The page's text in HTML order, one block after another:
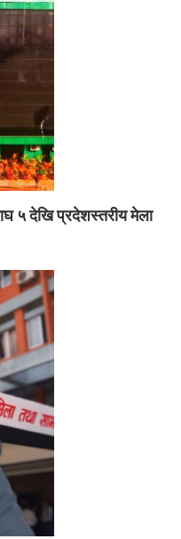
५ देखि प्रदेशस्तरीय मेला